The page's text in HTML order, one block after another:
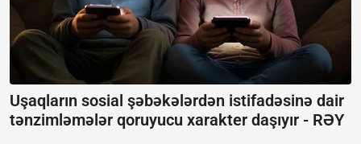
Uşaqların sosial şəbəkələrdən istifadəsinə dair
tənzimləmələr qoruyucu xarakter daşıyır - RƏY